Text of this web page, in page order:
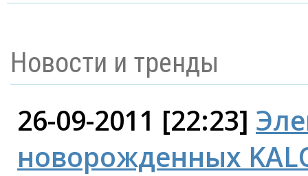
Новости и тренды
26-09-2011 [22:23]
новорожденных